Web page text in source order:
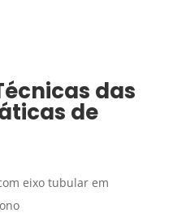
das
de
eixo tubular em